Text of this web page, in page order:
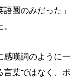
語圏のみだった
嘆詞のように
葉ではなく、